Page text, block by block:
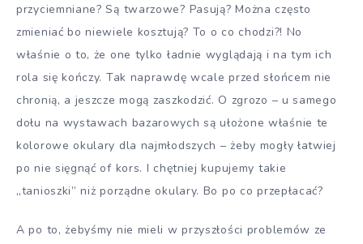
przyciemniane? Są twarzowe? Pasują? Można często
zmieniać bo niewiele kosztują? To o co chodzi?! No
właśnie o to, że one tylko ładnie wyglądają i na tym ich
rola się kończy. Tak naprawdę wcale przed słońcem nie
chronią, a jeszcze mogą zaszkodzić. O zgrozo – u samego
dołu na wystawach bazarowych są ułożone właśnie te
kolorowe okulary dla najmłodszych – żeby mogły łatwiej
po nie sięgnąć of kors. I chętniej kupujemy takie
„tanioszki” niż porządne okulary. Bo po co przepłacać?
A po to, żebyśmy nie mieli w przyszłości problemów ze